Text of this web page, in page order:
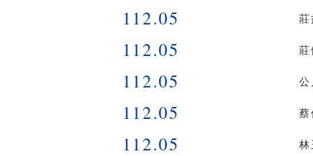
112.05
112.05
112.05
112.05
112.05